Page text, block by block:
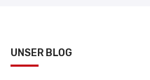
UNSER BLOG